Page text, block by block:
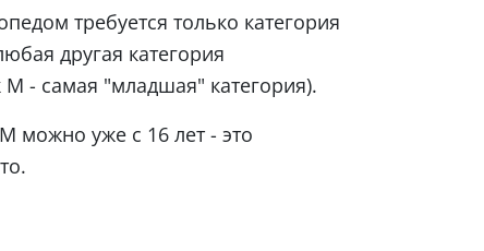
требуется только категория
другая категория
М - самая "младшая" категория).
можно уже с 16 лет - это